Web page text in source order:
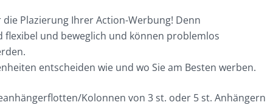
Plazierung Ihrer Action-Werbung! Denn
flexibel und beweglich und können problemlos
entscheiden wie und wo Sie am Besten werben.
Kolonnen von 3 st. oder 5 st. Anhängern